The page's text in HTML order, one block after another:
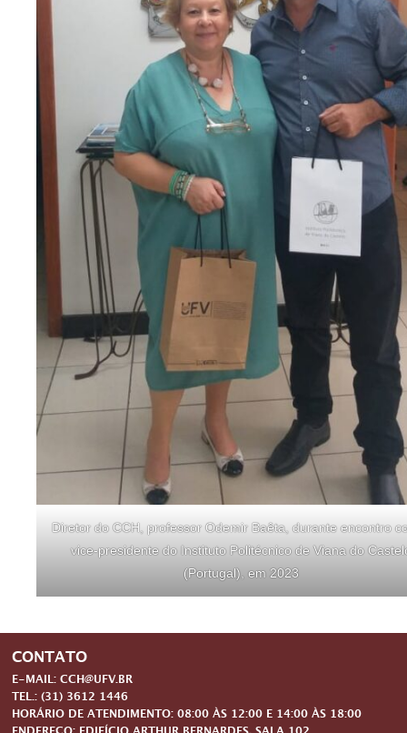
Diretor do CCH, professor Odemir Baêta, durante encontro
vice-presidente do Instituto Politécnico de Viana do
(Portugal), em 2023
CONTATO
E-MAIL: CCH@UFV.BR
TEL.: (31) 3612 1446
HORÁRIO DE ATENDIMENTO: 08:00 ÀS 12:00 E 14:00 ÀS 18:00